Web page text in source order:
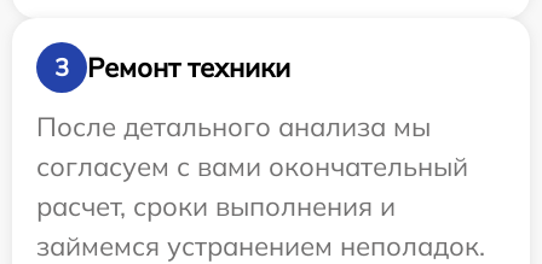
3
Ремонт техники
После детального анализа мы
согласуем с вами окончательный
расчет, сроки выполнения и
займемся устранением неполадок.